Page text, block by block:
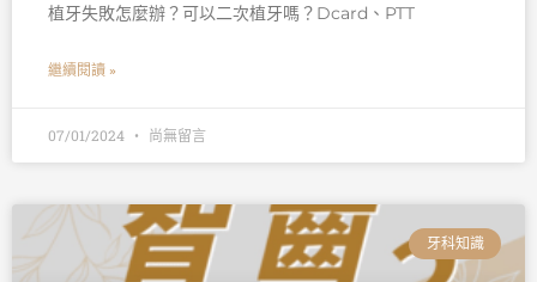
植牙失敗怎麼辦？可以二次植牙嗎？Dcard、PTT
繼續閱讀 »
07/01/2024 尚無留言
牙科知識